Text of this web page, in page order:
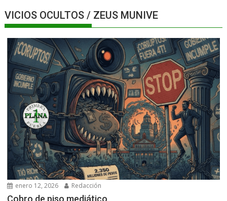
VICIOS OCULTOS / ZEUS MUNIVE
enero 12, 2026 Redacción
Cobro de piso mediático